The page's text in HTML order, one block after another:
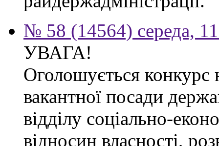
№ 58 (14564) середа,
УВАГА!
Оголошується конкурс
вакантної посади
відділу соціально-
відносин власності,